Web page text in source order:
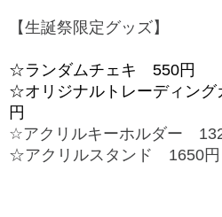
【生誕祭限定グッズ】
☆ランダムチェキ 550円
☆オリジナルトレーディン
円
☆アクリルキーホルダー
☆アクリルスタンド 1650円